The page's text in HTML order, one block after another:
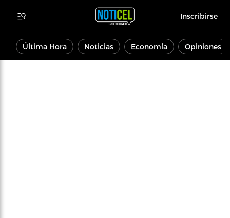
Inscribirse
Última Hora Noticias Economía Opiniones